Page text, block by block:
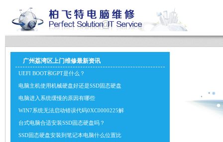
广州荔湾区上门维修最新资讯
UEFI BOOT和GPT是什么？
电脑主机使用机械硬盘好还是SSD固态硬盘
电脑进入系统缓慢的原因有哪些
WIN7系统无法启动错误代码0XC0000225解
台式电脑合适安装SSD固态硬盘吗？
SSD固态硬盘安装到笔记本电脑什么位置比